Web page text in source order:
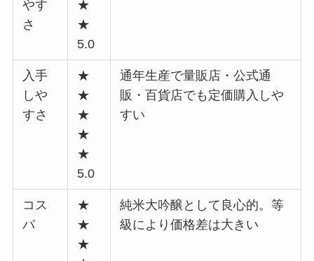
やす
さ
★
★
5.0
入手
しや
すさ
★
★
★
★
★
5.0
通年生産で量販店・公式通
販・百貨店でも定価購入しや
すい
コス
パ
★
★
★
純米大吟醸として良心的。等
級により価格差は大きい